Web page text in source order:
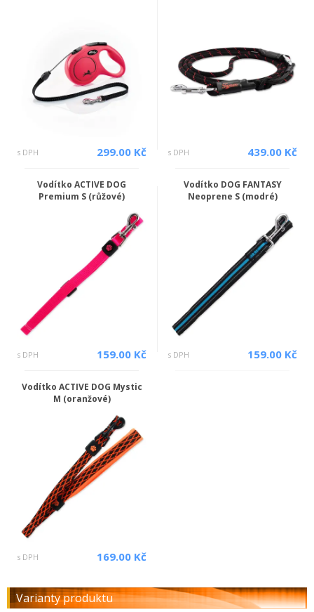
s DPH 299.00 Kč s DPH 439.00 Kč
Vodítko ACTIVE DOG
Premium S (růžové)
s DPH 159.00 Kč
Vodítko DOG FANTASY
Neoprene S (modré)
s DPH 159.00 Kč
Vodítko ACTIVE DOG Mystic
M (oranžové)
s DPH 169.00 Kč
Varianty produktu